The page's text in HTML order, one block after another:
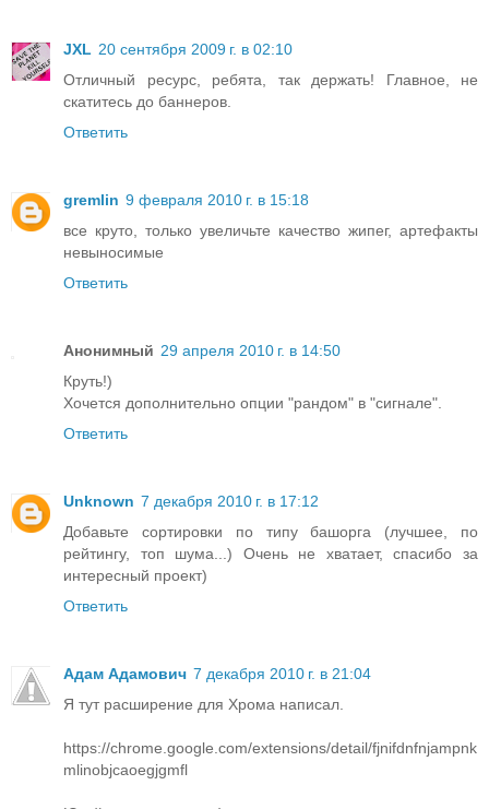
JXL 20 сентября 2009 г. в 02:10
Отличный ресурс, ребята, так держать! Главное, не
скатитесь до баннеров.
Ответить
gremlin 9 февраля 2010 г. в 15:18
все круто, только увеличьте качество жипег, артефакты
невыносимые
Ответить
Анонимный 29 апреля 2010 г. в 14:50
Круть!)
Хочется дополнительно опции "рандом" в "сигнале".
Ответить
Unknown 7 декабря 2010 г. в 17:12
Добавьте сортировки по типу башорга (лучшее, по
рейтингу, топ шума...) Очень не хватает, спасибо за
интересный проект)
Ответить
Адам Адамович 7 декабря 2010 г. в 21:04
Я тут расширение для Хрома написал.
https://chrome.google.com/extensions/detail/fjnifdnfnjampnk
mlinobjcaoegjgmfl